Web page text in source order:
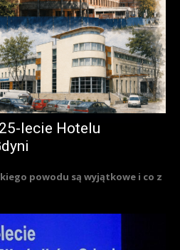
lecie Hotelu
powodu są wyjątkowe i co z